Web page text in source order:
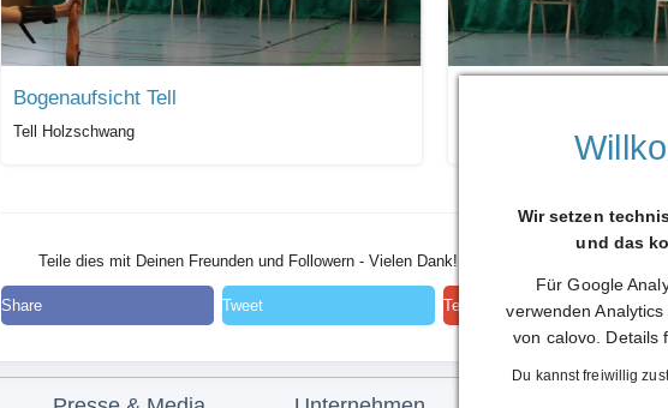
Bogenaufsicht Tell
Tell Holzschwang Tell Holzschwang
Teile dies mit Deinen Freunden und Followern - Vielen Dank!
Share Tweet Teilen
Wir setzen
und das
Für Google
verwenden
von calovo. Details
Du kannst freiwillig